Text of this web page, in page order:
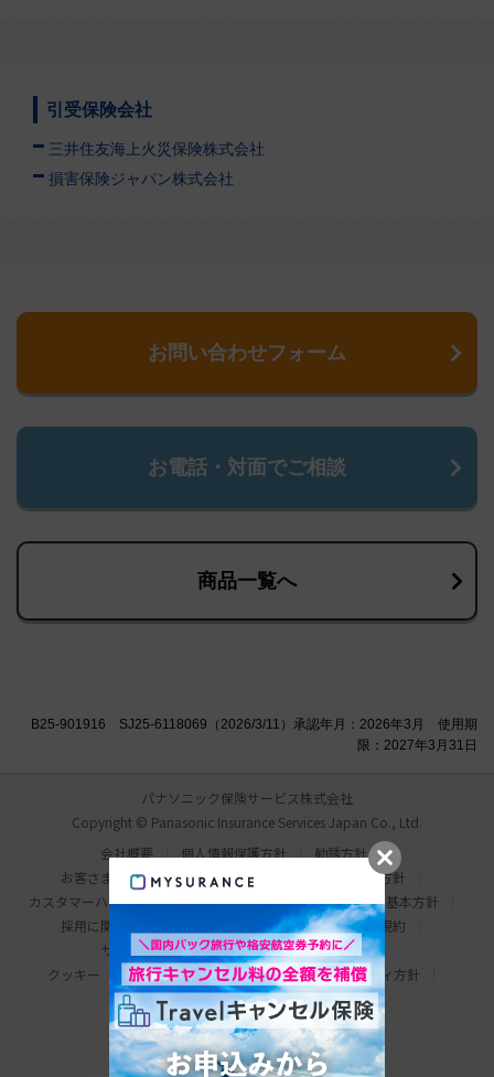
引受保険会社
三井住友海上火災保険株式会社
損害保険ジャパン株式会社
お問い合わせフォーム
お電話・対面でご相談
商品一覧へ
B25-901916 SJ25-6118069（2026/3/11）承認年月：2026年3月 使用期
限：2027年3月31日
パナソニック保険サービス株式会社
Copyright © Panasonic Insurance Services Japan Co., Ltd.
会社概要
個人情報保護方針
勧誘方針
お客さま本位の業務運営方針
比較説明・推奨販売方針
カスタマーハラスメント対応基本方針
情報セキュリティ基本方針
採用に関するお問い合わせ
わたしの保険手帳利用規約
サイトマップ
サイトのご利用にあたって
クッキー（Cookie）について
ウェブアクセシビリティ方針
パナソニック ホールディングス
Area/Country